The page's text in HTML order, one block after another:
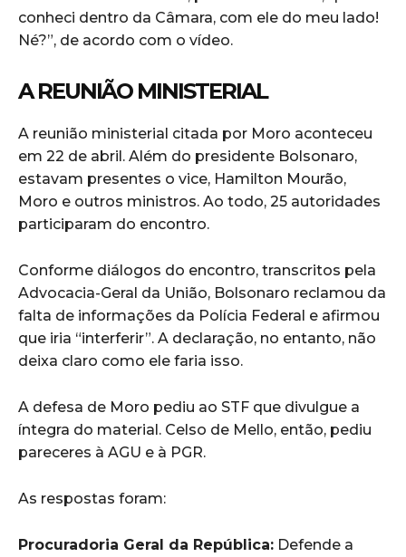
conheci dentro da Câmara, com ele do meu lado!
Né?”, de acordo com o vídeo.
A REUNIÃO MINISTERIAL
A reunião ministerial citada por Moro aconteceu
em 22 de abril. Além do presidente Bolsonaro,
estavam presentes o vice, Hamilton Mourão,
Moro e outros ministros. Ao todo, 25 autoridades
participaram do encontro.
Conforme diálogos do encontro, transcritos pela
Advocacia-Geral da União, Bolsonaro reclamou da
falta de informações da Polícia Federal e afirmou
que iria “interferir”. A declaração, no entanto, não
deixa claro como ele faria isso.
A defesa de Moro pediu ao STF que divulgue a
íntegra do material. Celso de Mello, então, pediu
pareceres à AGU e à PGR.
As respostas foram:
Procuradoria Geral da República: Defende a